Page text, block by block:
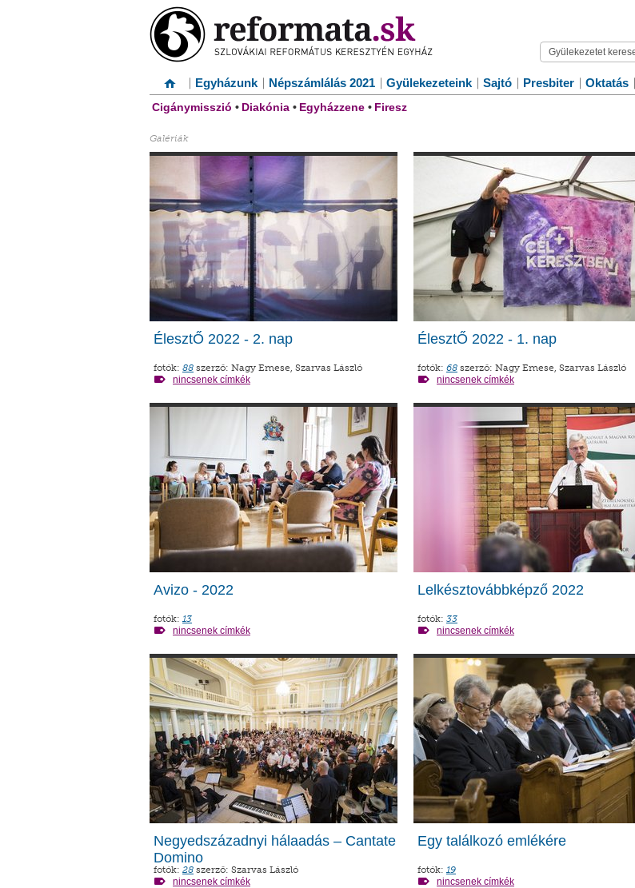
Egyházunk Népszámlálás 2021 Gyülekezeteink Sajtó Presbiter Oktatás
Cigánymisszió • Diakónia • Egyházzene • Firesz
Galériák
ÉlesztŐ 2022 - 2. nap
fotók: 88 szerző: Nagy Emese, Szarvas László
nincsenek címkék
ÉlesztŐ 2022 - 1. nap
fotók: 68 szerző: Nagy Emese, Szarvas László
nincsenek címkék
Avizo - 2022
fotók: 13
nincsenek címkék
Lelkésztovábbképző 2022
fotók: 33
nincsenek címkék
Negyedszázadnyi hálaadás – Cantate
Domino
fotók: 28 szerző: Szarvas László
nincsenek címkék
Egy találkozó emlékére
fotók: 19
nincsenek címkék